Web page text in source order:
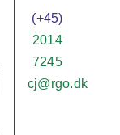
(+45)
2014
7245
cj@rgo.dk